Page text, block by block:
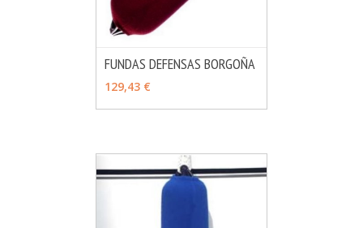
FUNDAS DEFENSAS BORGOÑA
129,43 €